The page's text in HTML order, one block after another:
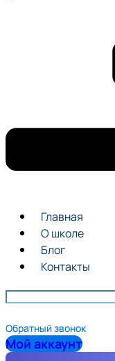
Главная
О школе
Блог
Контакты
Обратный звонок
Мой аккаунт